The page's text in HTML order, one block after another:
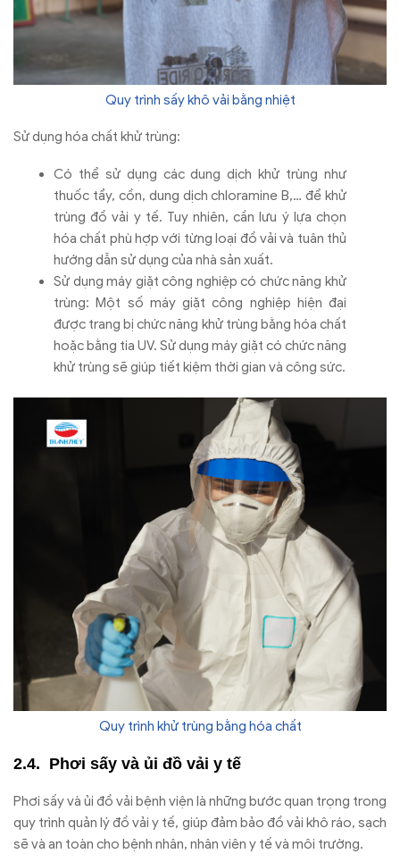
Quy trình sấy khô vải bằng nhiệt
Sử dụng hóa chất khử trùng:
Có thể sử dụng các dung dịch khử trùng như
thuốc tẩy, cồn, dung dịch chloramine B,… để khử
trùng đồ vải y tế. Tuy nhiên, cần lưu ý lựa chọn
hóa chất phù hợp với từng loại đồ vải và tuân thủ
hướng dẫn sử dụng của nhà sản xuất.
Sử dụng máy giặt công nghiệp có chức năng khử
trùng: Một số máy giặt công nghiệp hiện đại
được trang bị chức năng khử trùng bằng hóa chất
hoặc bằng tia UV. Sử dụng máy giặt có chức năng
khử trùng sẽ giúp tiết kiệm thời gian và công sức.
Quy trình khử trùng bằng hóa chất
Phơi sấy và ủi đồ vải y tế
Phơi sấy và ủi đồ vải bệnh viện là những bước quan trọng trong
quy trình quản lý đồ vải y tế, giúp đảm bảo đồ vải khô ráo, sạch
sẽ và an toàn cho bệnh nhân, nhân viên y tế và môi trường.